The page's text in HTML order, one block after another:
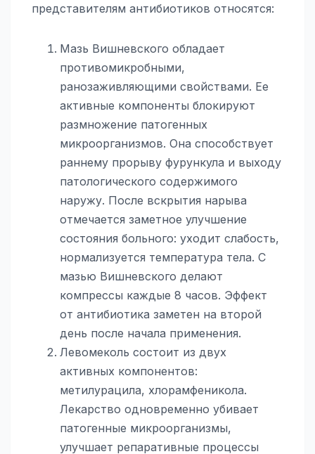
представителям антибиотиков относятся:
Мазь Вишневского обладает
противомикробными,
ранозаживляющими свойствами. Ее
активные компоненты блокируют
размножение патогенных
микроорганизмов. Она способствует
раннему прорыву фурункула и выходу
патологического содержимого
наружу. После вскрытия нарыва
отмечается заметное улучшение
состояния больного: уходит слабость,
нормализуется температура тела. С
мазью Вишневского делают
компрессы каждые 8 часов. Эффект
от антибиотика заметен на второй
день после начала применения.
Левомеколь состоит из двух
активных компонентов:
метилурацила, хлорамфеникола.
Лекарство одновременно убивает
патогенные микроорганизмы,
улучшает репаративные процессы